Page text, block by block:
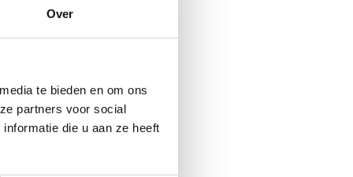
Over
te bieden en om ons
partners voor social
die u aan ze heeft